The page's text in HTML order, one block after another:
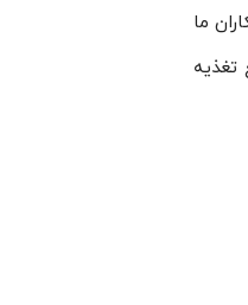
ما
تغذیه